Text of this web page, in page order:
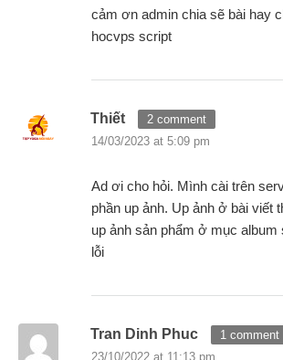
cảm ơn admin chia sẽ bài hay
hocvps script
Thiết
2 comment
14/03/2023 at 5:09 pm
Ad ơi cho hỏi. Mình cài trên
phần up ảnh. Up ảnh ở bài viết
up ảnh sản phẩm ở mục album
lỗi
Tran Dinh Phuc
1 comment
23/10/2022 at 11:13 pm